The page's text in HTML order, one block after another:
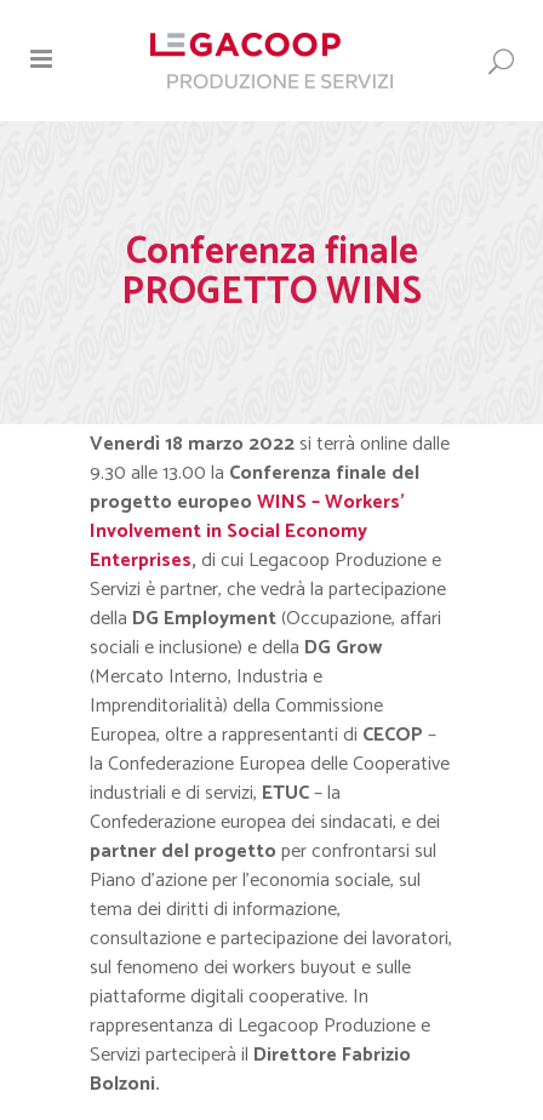
Conferenza finale
PROGETTO WINS
Venerdì 18 marzo 2022si terrà online dalle
9.30 alle 13.00 la Conferenza finale del
progetto europeoWINS – Workers’
Involvement in Social Economy
Enterprises,di cui Legacoop Produzione e
Servizi è partner, che vedrà la partecipazione
della DG Employment(Occupazione, affari
sociali e inclusione) e della DG Grow
(Mercato Interno, Industria e
Imprenditorialità) della Commissione
Europea, oltre a rappresentanti di CECOP–
la Confederazione Europea delle Cooperative
industriali e di servizi, ETUC– la
Confederazione europea dei sindacati, e dei
partner del progettoper confrontarsi sul
Piano d’azione per l’economia sociale, sul
tema dei diritti di informazione,
consultazione e partecipazione dei lavoratori,
sul fenomeno dei workers buyout e sulle
piattaforme digitali cooperative. In
rappresentanza di Legacoop Produzione e
Servizi parteciperà il Direttore Fabrizio
Bolzoni.